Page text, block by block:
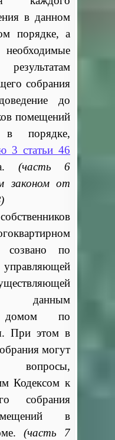
в данном
порядке, а
собрания
до
помещений
порядке,
3 статьи 46
(часть 6
законом от
по
данным
домом по
При этом в
могут
вопросы,
Кодексом к
собрания
в
(часть 7